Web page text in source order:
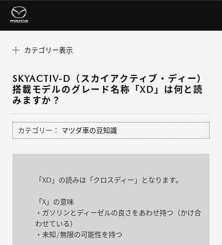
カテゴリー表示
SKYACTIV-D（スカイアクティブ・ディー）
搭載モデルのグレード名称「XD」は何と読
みますか？
カテゴリー： マツダ車の豆知識
「XD」の読みは「クロスディー」となります。
「X」の意味
・ガソリンとディーゼルの良さをあわせ持つ（かけ合
わせている）
・未知/無限の可能性を持つ